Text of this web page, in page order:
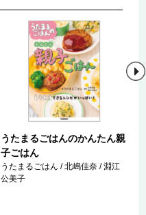
うたまるごはんのかんたん親
子ごはん
うたまるごはん / 北嶋佳奈 / 淵江
公美子